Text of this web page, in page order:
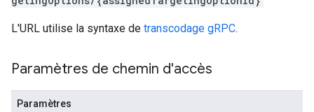
L'URL utilise la syntaxe de transcodage gRPC.
Paramètres de chemin d'accès
Paramètres